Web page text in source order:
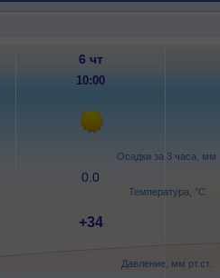
Осадки за 3 часа, мм
Температура, °C
Давление, мм рт.ст.
6 чт
10:00
0.0
+34